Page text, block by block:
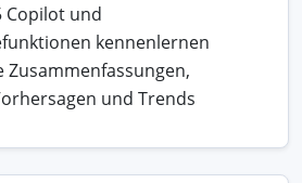
Copilot und
kennenlernen
Zusammenfassungen,
und Trends